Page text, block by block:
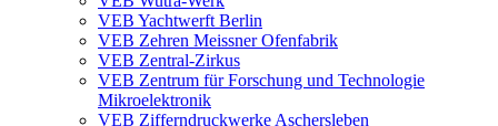
VEB Yachtwerft Berlin
VEB Zehren Meissner Ofenfabrik
VEB Zentral-Zirkus
VEB Zentrum für Forschung und Technologie
Mikroelektronik
VEB Zifferndruckwerke Aschersleben